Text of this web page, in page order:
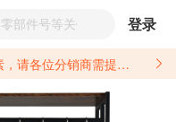
登录
。 汽配产品上架注意事项： 不同第三方平台对于适配车型等信息的填写要求各有不同。例如：亚马逊明确禁止在产品标题、卖点和描述中直接使用适配车型的年份、品牌和型号信息；请您仔细研究并熟悉所销售平台关于汽配产品上架销售的具体规则，如果因上架的汽配产品信息填写不符合所销售平台要求，产生违规/侵权等问题所造成的损失需您自行承担。